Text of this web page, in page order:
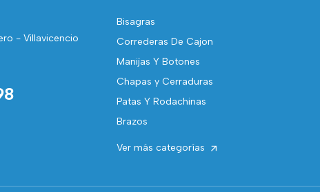
- Villavicencio
Bisagras
Correderas De Cajon
Manijas Y Botones
Chapas y Cerraduras
Patas Y Rodachinas
Brazos
Ver más categorías